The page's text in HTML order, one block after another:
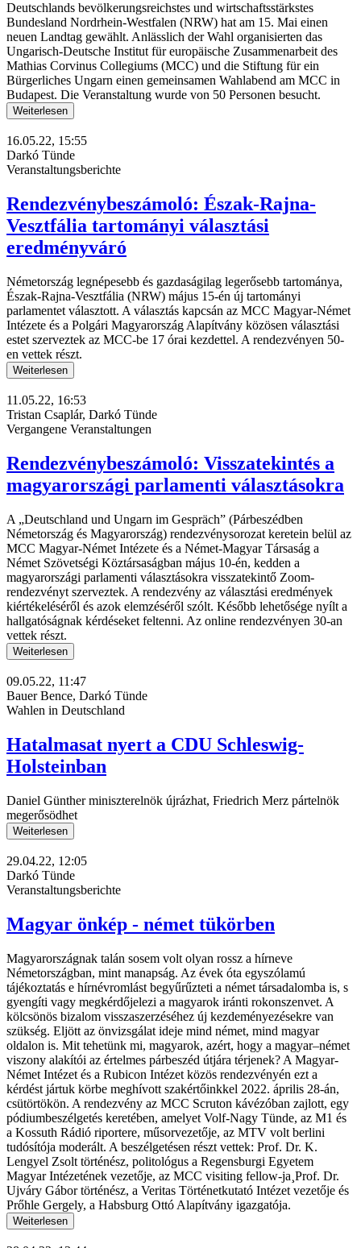
Deutschlands bevölkerungsreichstes und wirtschaftsstärkstes
Bundesland Nordrhein-Westfalen (NRW) hat am 15. Mai einen
neuen Landtag gewählt. Anlässlich der Wahl organisierten das
Ungarisch-Deutsche Institut für europäische Zusammenarbeit des
Mathias Corvinus Collegiums (MCC) und die Stiftung für ein
Bürgerliches Ungarn einen gemeinsamen Wahlabend am MCC in
Budapest. Die Veranstaltung wurde von 50 Personen besucht.
Weiterlesen
16.05.22, 15:55
Darkó Tünde
Veranstaltungsberichte
Rendezvénybeszámoló: Észak-Rajna-
Vesztfália tartományi választási
eredményváró
Németország legnépesebb és gazdaságilag legerősebb tartománya,
Észak-Rajna-Vesztfália (NRW) május 15-én új tartományi
parlamentet választott. A választás kapcsán az MCC Magyar-Német
Intézete és a Polgári Magyarország Alapítvány közösen választási
estet szerveztek az MCC-be 17 órai kezdettel. A rendezvényen 50-
en vettek részt.
Weiterlesen
11.05.22, 16:53
Tristan Csaplár, Darkó Tünde
Vergangene Veranstaltungen
Rendezvénybeszámoló: Visszatekintés a
magyarországi parlamenti választásokra
A „Deutschland und Ungarn im Gespräch” (Párbeszédben
Németország és Magyarország) rendezvénysorozat keretein belül az
MCC Magyar-Német Intézete és a Német-Magyar Társaság a
Német Szövetségi Köztársaságban május 10-én, kedden a
magyarországi parlamenti választásokra visszatekintő Zoom-
rendezvényt szerveztek. A rendezvény az választási eredmények
kiértékeléséről és azok elemzéséről szólt. Később lehetősége nyílt a
hallgatóságnak kérdéseket feltenni. Az online rendezvényen 30-an
vettek részt.
Weiterlesen
09.05.22, 11:47
Bauer Bence, Darkó Tünde
Wahlen in Deutschland
Hatalmasat nyert a CDU Schleswig-
Holsteinban
Daniel Günther miniszterelnök újrázhat, Friedrich Merz pártelnök
megerősödhet
Weiterlesen
29.04.22, 12:05
Darkó Tünde
Veranstaltungsberichte
Magyar önkép - német tükörben
Magyarországnak talán sosem volt olyan rossz a hírneve
Németországban, mint manapság. Az évek óta egyszólamú
tájékoztatás e hírnévromlást begyűrűzteti a német társadalomba is, s
gyengíti vagy megkérdőjelezi a magyarok iránti rokonszenvet. A
kölcsönös bizalom visszaszerzéséhez új kezdeményezésekre van
szükség. Eljött az önvizsgálat ideje mind német, mind magyar
oldalon is. Mit tehetünk mi, magyarok, azért, hogy a magyar–német
viszony alakítói az értelmes párbeszéd útjára térjenek? A Magyar-
Német Intézet és a Rubicon Intézet közös rendezvényén ezt a
kérdést jártuk körbe meghívott szakértőinkkel 2022. április 28-án,
csütörtökön. A rendezvény az MCC Scruton kávézóban zajlott, egy
pódiumbeszélgetés keretében, amelyet Volf-Nagy Tünde, az M1 és
a Kossuth Rádió riportere, műsorvezetője, az MTV volt berlini
tudósítója moderált. A beszélgetésen részt vettek: Prof. Dr. K.
Lengyel Zsolt történész, politológus a Regensburgi Egyetem
Magyar Intézetének vezetője, az MCC visiting fellow-ja¸Prof. Dr.
Ujváry Gábor történész, a Veritas Történetkutató Intézet vezetője és
Prőhle Gergely, a Habsburg Ottó Alapítvány igazgatója.
Weiterlesen